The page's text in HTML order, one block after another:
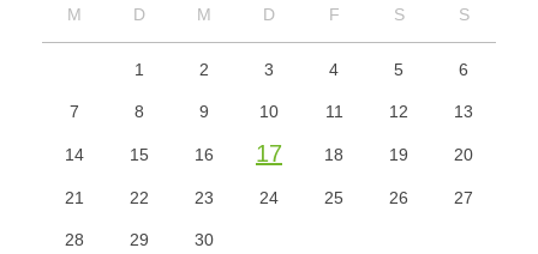
M D M D F S S
1 2 3 4 5 6
7 8 9 10 11 12 13
14 15 16 17 18 19 20
21 22 23 24 25 26 27
28 29 30